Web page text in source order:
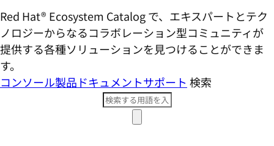
Red Hat® Ecosystem Catalog で、エキスパートとテク
ノロジーからなるコラボレーション型コミ​ュニティが
提供する各種ソリューションを見つけることができま
す。
コンソール製品ドキュメントサポート 検索